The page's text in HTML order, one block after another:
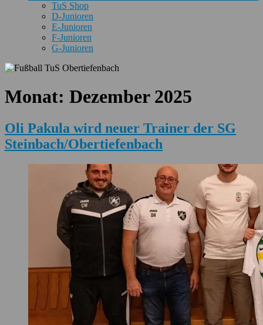
TuS Shop
D-Junioren
E-Junioren
F-Junioren
G-Junioren
Monat: Dezember 2025
Oli Pakula wird neuer Trainer der SG
Steinbach/Obertiefenbach